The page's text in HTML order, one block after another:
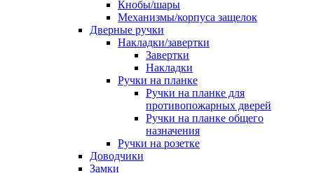
Кнобы/шары
Механизмы/корпуса защелок
Дверные ручки
Накладки/завертки
Завертки
Накладки
Ручки на планке
Ручки на планке для
противопожарных дверей
Ручки на планке общего
назначения
Ручки на розетке
Доводчики
Замки